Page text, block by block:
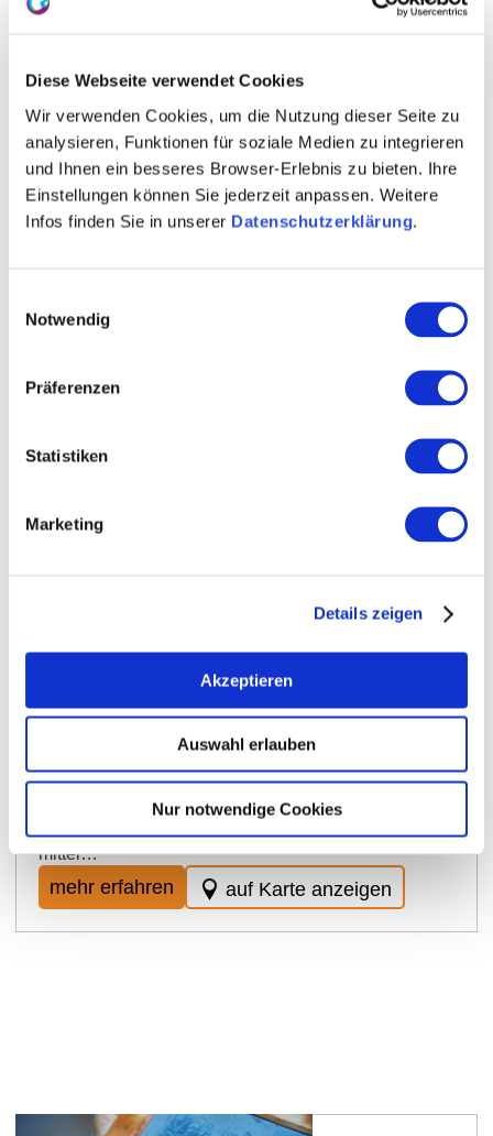
Diese Webseite verwendet Cookies
Wir verwenden Cookies, um die Nutzung dieser Seite zu
analysieren, Funktionen für soziale Medien zu integrieren
und Ihnen ein besseres Browser-Erlebnis zu bieten. Ihre
Einstellungen können Sie jederzeit anpassen. Weitere
Infos finden Sie in unserer Datenschutzerklärung.
Notwendig
Präferenzen
Statistiken
Marketing
Details zeigen
Akzeptieren
Auswahl erlauben
Nur notwendige Cookies
Analysewerte
Bevor ein Wein verkauft werden darf, muss er
chemisch analysiert werden. Das heißt, dass der
Schwefelgehalt untersucht wird.
Die Anreicherung ist eine in engen Grenzen erlaubte
Most oder Wein. Ohne Ausgleich des fehlenden
Alkoholgehaltes wären manche Weine schlecht
Saccharose erlaubt ist und unter welchen
Voraussetzungen ist gesetzlich sehr ausführlich und
differenziert geregelt, um die Anreicherung auf das
unbedingt notwendige Maß zu beschränken und
Missbräuche zu vermeiden. Seit einigen Jahren ist
die Anreicherung auch durch Konzentrierung oder
mittel…
mehr erfahren auf Karte anzeigen